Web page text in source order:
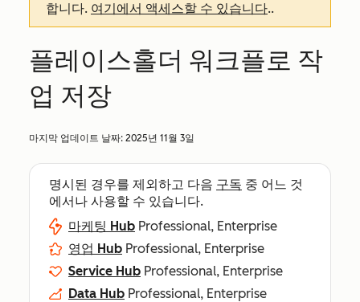
합니다. 여기에서 액세스할 수 있습니다..
플레이스홀더 워크플로 작
업 저장
마지막 업데이트 날짜: 2025년 11월 3일
명시된 경우를 제외하고 다음 구독 중 어느 것
에서나 사용할 수 있습니다.
마케팅 Hub Professional, Enterprise
영업 Hub Professional, Enterprise
Service Hub Professional, Enterprise
Data Hub Professional, Enterprise